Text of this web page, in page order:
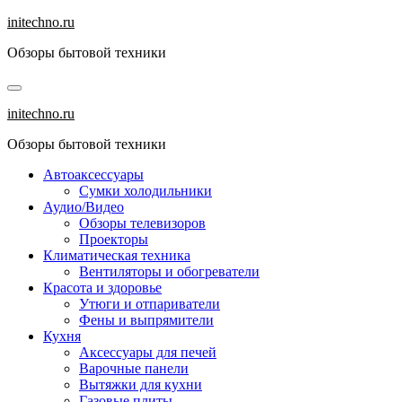
Перейти
содержанию
initechno.ru
Обзоры бытовой техники
initechno.ru
Обзоры бытовой техники
Автоаксессуары
Сумки холодильники
Аудио/Видео
Обзоры телевизоров
Проекторы
Климатическая техника
Вентиляторы и обогреватели
Красота и здоровье
Утюги и отпариватели
Фены и выпрямители
Кухня
Аксессуары для печей
Варочные панели
Вытяжки для кухни